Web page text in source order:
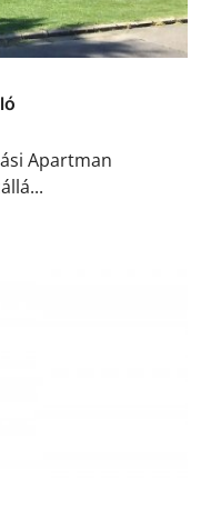
Apartman